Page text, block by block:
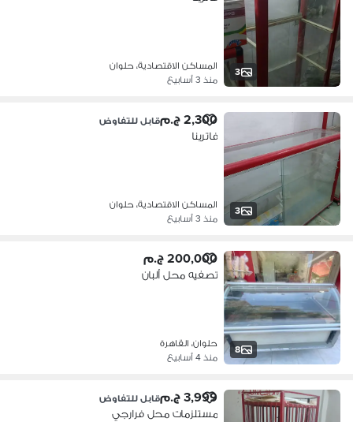
3
المساكن الاقتصادية، حلوان
منذ 3 أسابيع
3
2,300 ج.م قابل للتفاوض
فاترينا
المساكن الاقتصادية، حلوان
منذ 3 أسابيع
8
200,000 ج.م
تصفيه محل ألبان
حلوان، القاهرة
منذ 4 أسابيع
3,999 ج.م قابل للتفاوض
مستلزمات محل فرارجي